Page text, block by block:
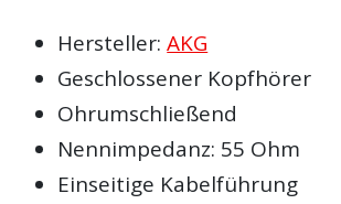
Hersteller:AKG
Geschlossener Kopfhörer
Ohrumschließend
Nennimpedanz: 55 Ohm
Einseitige Kabelführung